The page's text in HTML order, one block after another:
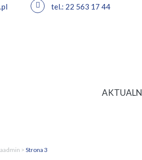
tel.: 22 563 17 44
> Strona 3